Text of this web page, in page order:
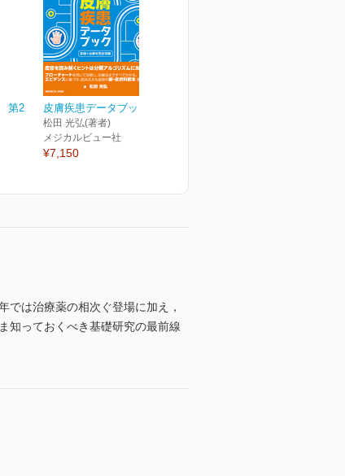
第2
皮膚疾患データブック
松田 光弘(著者)
メジカルビュー社
¥7,150
は治療薬の相次ぐ登場に加え，
知っておくべき基礎研究の最前線